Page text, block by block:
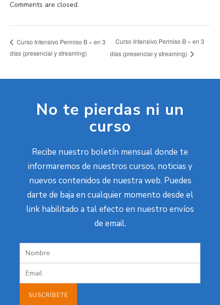
Comments are closed.
Curso Intensivo Permiso B » en 3
días (presencial y streaming)
Curso Intensivo Permiso B » en 3
días (presencial y streaming)
No te pierdas ni un
curso
Recibe nuestro boletín mensual donde te
informaremos de nuestros cursos, noticias y
nuevos contenidos de nuestra web. Puedes
darte de baja en cualquier momento desde el
link habilitado a tal efecto en nuestro envíos
de email.